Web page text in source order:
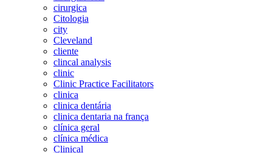
cirurgica
Citologia
city
Cleveland
cliente
clincal analysis
clinic
Clinic Practice Facilitators
clinica
clinica dentária
clinica dentaria na frança
clínica geral
clínica médica
Clinical